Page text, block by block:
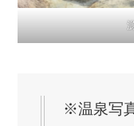
※温泉写